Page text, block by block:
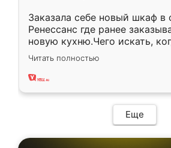
Заказала себе новый шкаф в
Ренессанс где ранее
новую кухню.Чего искать,
вполне довольна. Служит
два года, нареканий нет.
Читать полностью
Еще